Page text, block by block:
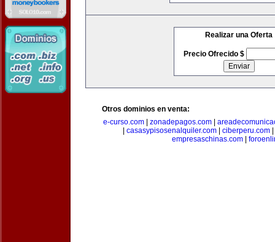
Realizar una Oferta
Precio Ofrecido $
Otros dominios en venta:
e-curso.com| zonadepagos.com|
casasypisosenalquiler.com ciberperu.com
empresaschinas.com|